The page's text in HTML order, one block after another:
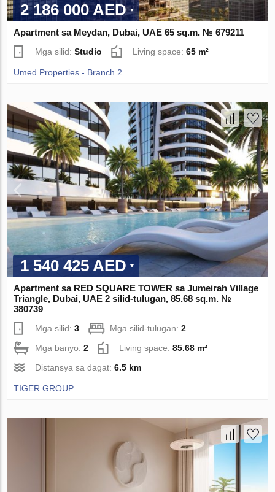
2 186 000 AED
Apartment sa Meydan, Dubai, UAE 65 sq.m. № 679211
Mga silid:Studio Living space:65 m²
Umed Properties - Branch 2
1 540 425 AED
Apartment sa RED SQUARE TOWER sa Jumeirah Village
Triangle, Dubai, UAE 2 silid-tulugan, 85.68 sq.m. №
380739
Mga silid:3 Mga silid-tulugan:2
Mga banyo:2 Living space:85.68 m²
Distansya sa dagat:6.5 km
TIGER GROUP